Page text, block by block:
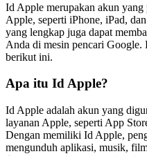
Id Apple merupakan akun
Apple, seperti iPhone, iPad,
yang lengkap juga dapat
Anda di mesin pencari Google.
berikut ini.
Apa itu Id Apple?
Id Apple adalah akun yang
layanan Apple, seperti App
Dengan memiliki Id Apple,
mengunduh aplikasi, musik,